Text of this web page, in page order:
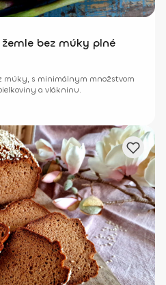
bez múky plné
múky, s minimálnym množstvom
a vlákninu.